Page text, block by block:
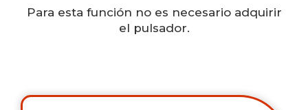
Para esta función no es necesario adquirir
el pulsador.